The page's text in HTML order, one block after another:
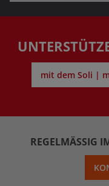
mit dem Soli |
REGELMÄSSIG